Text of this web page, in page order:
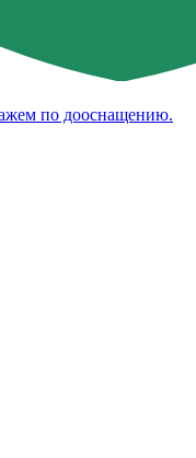
по дооснащению.